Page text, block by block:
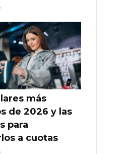
más
de 2026 y las
para
a cuotas